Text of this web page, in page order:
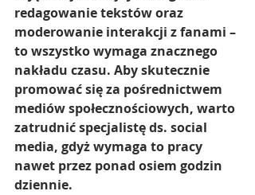
redagowanie tekstów oraz
moderowanie interakcji z fanami –
to wszystko wymaga znacznego
nakładu czasu. Aby skutecznie
promować się za pośrednictwem
mediów społecznościowych, warto
zatrudnić specjalistę ds. social
media, gdyż wymaga to pracy
nawet przez ponad osiem godzin
dziennie.